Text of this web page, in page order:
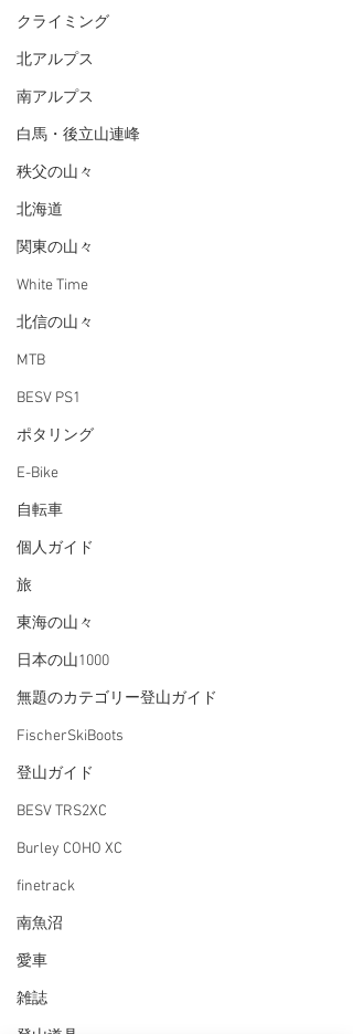
クライミング
北アルプス
南アルプス
白馬・後立山連峰
秩父の山々
北海道
関東の山々
White Time
北信の山々
MTB
BESV PS1
ポタリング
E-Bike
自転車
個人ガイド
旅
東海の山々
日本の山1000
無題のカテゴリー登山ガイド
FischerSkiBoots
登山ガイド
BESV TRS2XC
Burley COHO XC
finetrack
南魚沼
愛車
雑誌